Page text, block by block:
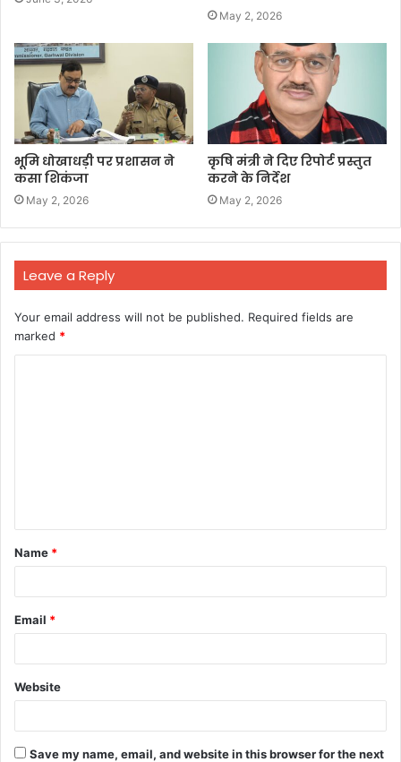
May 2, 2026
भूमि धोखाधड़ी पर प्रशासन ने
कसा शिकंजा
May 2, 2026
कृषि मंत्री ने दिए रिपोर्ट प्रस्तुत
करने के निर्देश
May 2, 2026
Leave a Reply
Your email address will not be published. Required fields are
marked *
t
*
Name *
Email *
Website
Save my name, email, and website in this browser for the next